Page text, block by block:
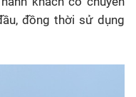
đồng thời sử dụng